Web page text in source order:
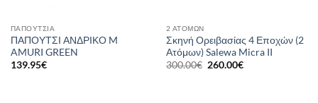
ΠΑΠΟΎΤΣΙΑ
ΠΑΠΟΥΤΣΙ ΑΝΔΡΙΚΟ M
AMURI GREEN
139.95€
2 ΑΤΌΜΩΝ
Σκηνή Ορειβασίας 4 Εποχών (2
Ατόμων) Salewa Micra II
300.00€ Original
260.00€Η